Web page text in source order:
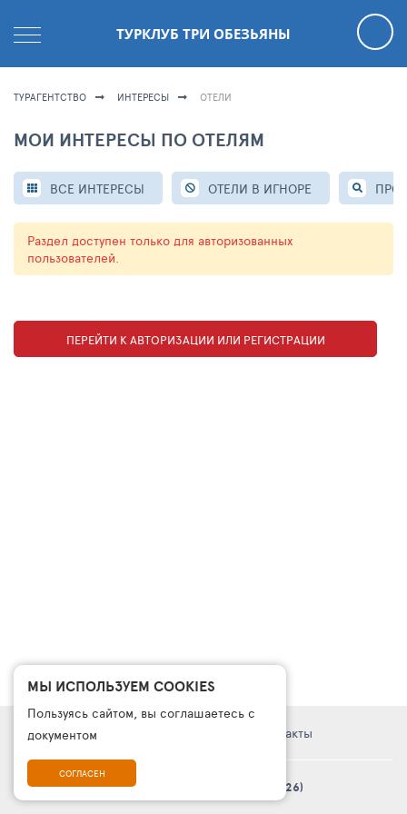
ТУРКЛУБ ТРИ ОБЕЗЬЯНЫ
ТУРАГЕНТСТВО ИНТЕРЕСЫ ОТЕЛИ
МОИ ИНТЕРЕСЫ ПО ОТЕЛЯМ
ВСЕ ИНТЕРЕСЫ ОТЕЛИ В ИГНОРЕ
Раздел доступен только для авторизованных
пользователей.
ПЕРЕЙТИ К АВТОРИЗАЦИИ ИЛИ РЕГИСТРАЦИИ
Правовая информация Контакты
© Платформа «ТурСайт Про» в.5.2.0 (2003 - 2026)
МЫ ИСПОЛЬЗУЕМ COOKIES
Пользуясь сайтом, вы соглашаетесь с
документом
СОГЛАСЕН